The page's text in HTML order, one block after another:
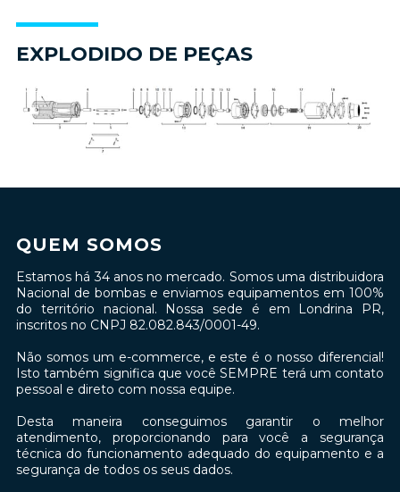
EXPLODIDO DE PEÇAS
QUEM SOMOS
Estamos há 34 anos no mercado. Somos uma distribuidora
Nacional de bombas e enviamos equipamentos em 100%
do território nacional. Nossa sede é em Londrina PR,
inscritos no CNPJ 82.082.843/0001-49.
Não somos um e-commerce, e este é o nosso diferencial!
Isto também significa que você SEMPRE terá um contato
pessoal e direto com nossa equipe.
Desta maneira conseguimos garantir o melhor
atendimento, proporcionando para você a segurança
técnica do funcionamento adequado do equipamento e a
segurança de todos os seus dados.